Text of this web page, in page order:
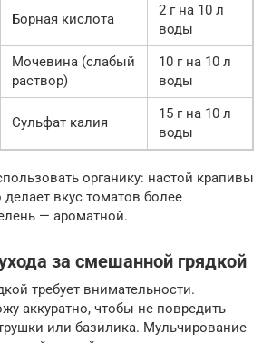
Борная кислота
2 г на 10 л
воды
Мочевина (слабый
раствор)
10 г на 10 л
воды
Сульфат калия
15 г на 10 л
воды
органику: настой крапивы
вкус томатов более
— ароматной.
за смешанной грядкой
требует внимательности.
аккуратно, чтобы не повредить
или базилика. Мульчирование